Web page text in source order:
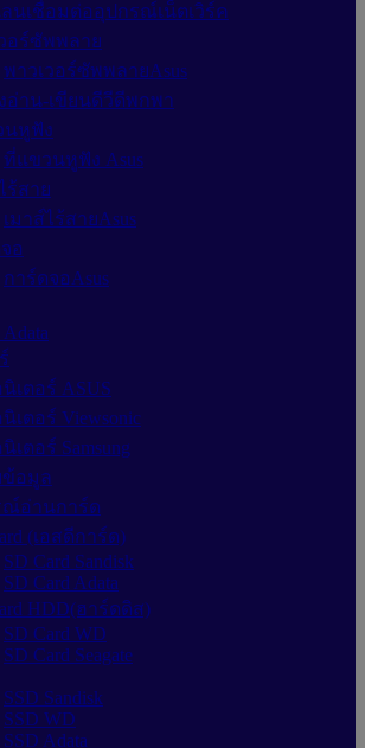
นเชื่อมต่ออุปกรณ์เน็ตเวิร์ค
อร์ซัพพลาย
พาวเวอร์ซัพพลายAsus
อ่าน-เขียนดีวีดีพกพา
นหูฟัง
ที่แขวนหูฟัง Asus
ร้สาย
เมาส์ไร้สายAsus
อ
การ์ดจอAsus
เตอร์ ASUS
เตอร์ Viewsonic
เตอร์ Samsung
อมูล
ณ์อ่านการ์ด
(เอสดีการ์ด)
SD Card Sandisk
SD Card Adata
HDD(ฮาร์ดดิส)
SD Card WD
SD Card Seagate
SSD Sandisk
SSD WD
SSD Adata